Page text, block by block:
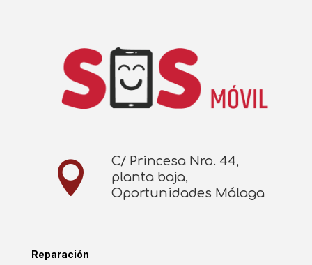

C/ Princesa Nro. 44,
planta baja,
Oportunidades Málaga
Reparación